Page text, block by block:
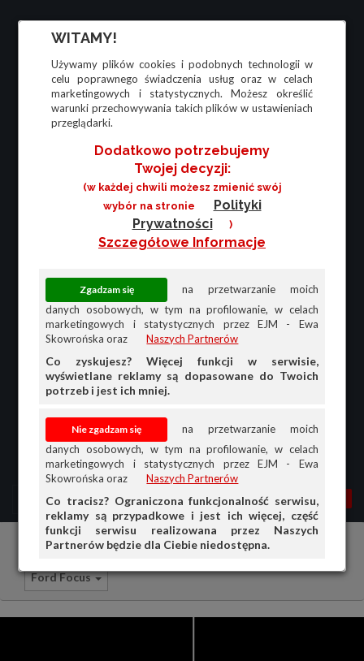
WITAMY!
Używamy plików cookies i podobnych technologii w
celu poprawnego świadczenia usług oraz w celach
marketingowych i statystycznych. Możesz określić
warunki przechowywania takich plików w ustawieniach
przeglądarki.
Dodatkowo potrzebujemy
Twojej decyzji:
(w każdej chwili możesz zmienić swój
wybór na stronie
Polityki
Prywatności
)
Szczegółowe Informacje
na przetwarzanie moich
danych osobowych, w tym na profilowanie, w celach
marketingowych i statystycznych przez EJM - Ewa
Skowrońska oraz
Naszych Partnerów
Co zyskujesz? Więcej funkcji w serwisie,
wyświetlane reklamy są dopasowane do Twoich
potrzeb i jest ich mniej.
na przetwarzanie moich
danych osobowych, w tym na profilowanie, w celach
marketingowych i statystycznych przez EJM - Ewa
Skowrońska oraz
Naszych Partnerów
Co tracisz? Ograniczona funkcjonalność serwisu,
reklamy są przypadkowe i jest ich więcej, część
funkcji serwisu realizowana przez Naszych
Partnerów będzie dla Ciebie niedostępna.
MENU MOJA AG
PRZEGLĄD
Samochody osobowe Ford
Ford Focus